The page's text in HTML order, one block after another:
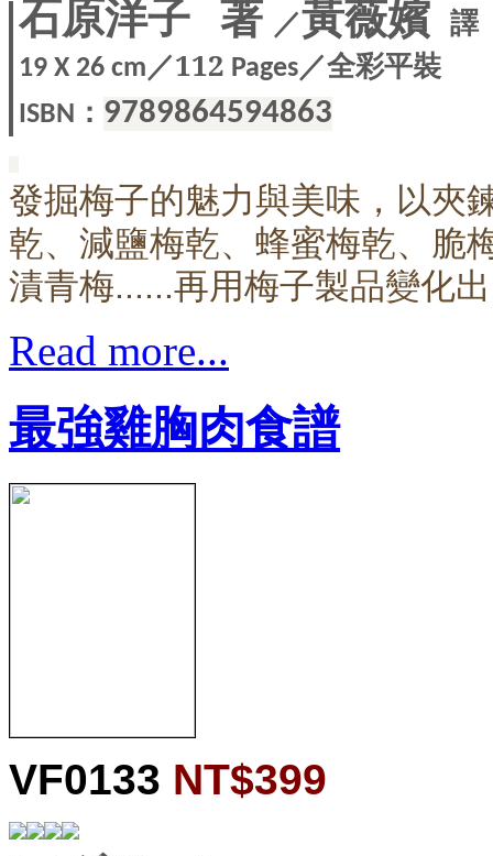
石原洋子 著 ／黃薇嬪 譯
19 X 26 cm／112 Pages／全彩平裝
ISBN ： 9789864594863
發掘梅子的魅力與美味，以夾
乾、減鹽梅乾、蜂蜜梅乾、脆
漬青梅......再用梅子製品變化
Read more...
最強雞胸肉食譜
VF0133 NT$399